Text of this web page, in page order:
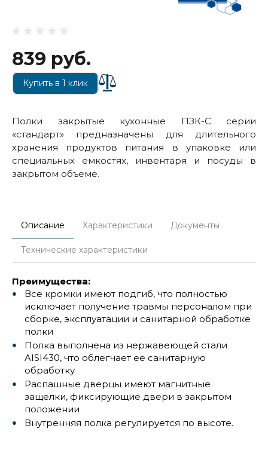
839 руб.
Купить в 1 клик
Полки закрытые кухонные ПЗК-С серии
«стандарт» предназначены для длительного
хранения продуктов питания в упаковке или
специальных емкостях, инвентаря и посуды в
закрытом объеме.
Описание Характеристики Документы
Технические характеристики
Преимущества:
Все кромки имеют подгиб, что полностью
исключает получение травмы персоналом при
сборке, эксплуатации и санитарной обработке
полки
Полка выполнена из нержавеющей стали
AISI430, что облегчает ее санитарную
обработку
Распашные дверцы имеют магнитные
защелки, фиксирующие двери в закрытом
положении
Внутренняя полка регулируется по высоте.